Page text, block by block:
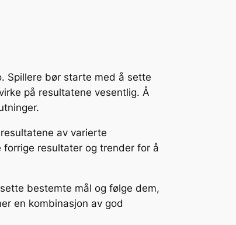
Spillere bør starte med å sette
på resultatene vesentlig. Å
av varierte
resultater og trender for å
bestemte mål og følge dem,
en kombinasjon av god